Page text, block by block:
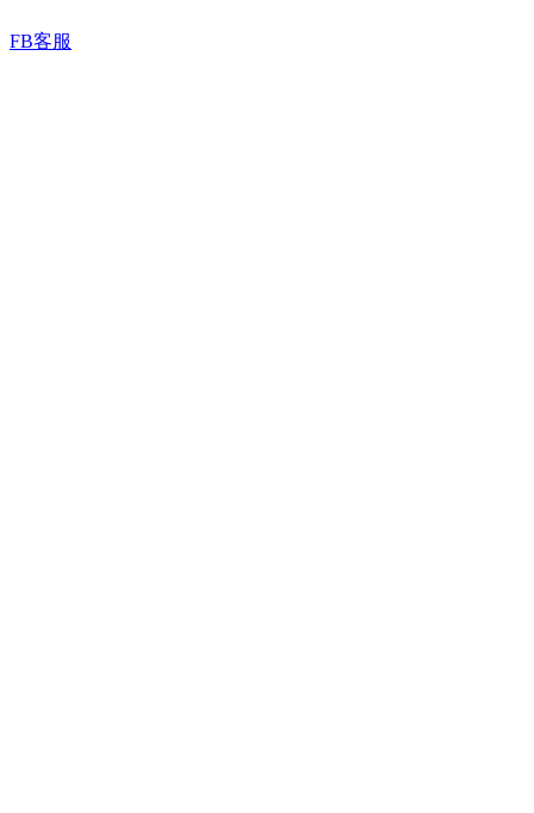
FB客服